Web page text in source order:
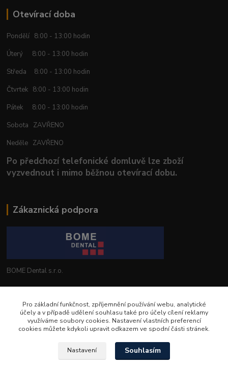
Otevírací doba
Pondělí 8:00 - 13:00 hodin
Úterý 8:00 - 13:00 hodin
Středa 8:00 - 13:00 hodin
Čtvrtek 8:00 - 13:00 hodin
Pátek 8:00 - 13:00 hodin
Sobota ZAVŘENO
Neděle ZAVŘENO
Po předchozí telefonické domluvě lze zboží
vyzvednout i mimo běžnou otevírací dobu.
Zákaznická podpora
BOME Dental s.r.o.
info@bomedental.eu
Pro základní funkčnost, zpříjemnění používání webu, analytické
účely a v případě udělení souhlasu také pro účely cílení reklamy
využíváme soubory cookies. Nastavení vlastních preferencí
cookies můžete kdykoli upravit odkazem ve spodní části stránek.
Nastavení Souhlasím